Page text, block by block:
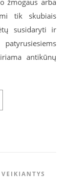
žmogaus arba
tik skubiais
susidaryti ir
antikūnų